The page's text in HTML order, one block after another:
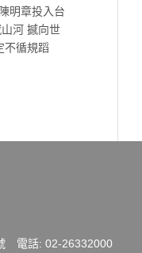
明章投入台
河 撼向世
不循規蹈
電話: 02-26332000